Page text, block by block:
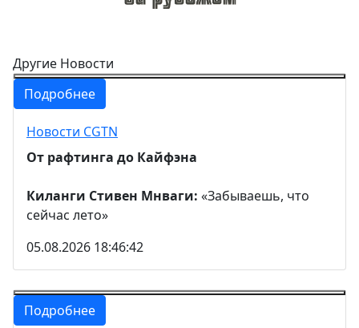
Другие Новости
Подробнее
Новости CGTN
От рафтинга до Кайфэна
Киланги Стивен Мнваги: «Забываешь, что
сейчас лето»
05.08.2026 18:46:42
Подробнее